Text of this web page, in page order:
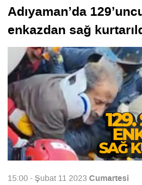
Adıyaman’da
enkazdan sağ
15:00 - Şubat 11 2023 Cumartesi